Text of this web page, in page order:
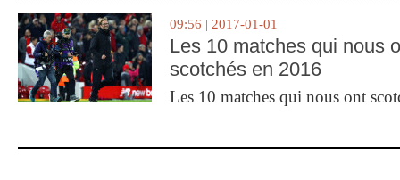
09:56 | 2017-01-01
Les 10 matches qui nous
scotchés en 2016
Les 10 matches qui nous ont